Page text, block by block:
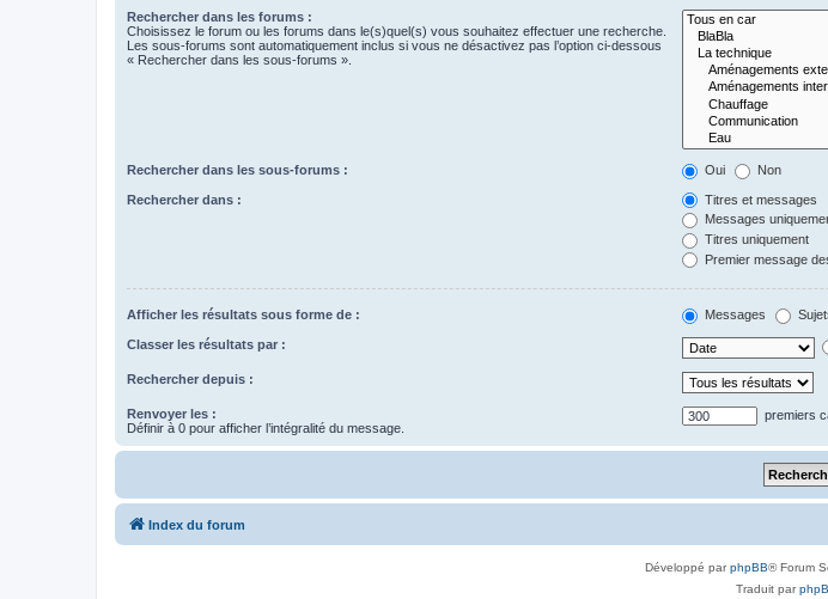
Rechercher dans les forums :
Choisissez le forum ou les forums dans le(s)quel(s) vous souhaitez effectuer une recherche.
Les sous-forums sont automatiquement inclus si vous ne désactivez pas l’option ci-dessous
« Rechercher dans les sous-forums ».
Rechercher dans les sous-forums : Oui Non
Rechercher dans :
Titres et messages
Messages
Titres uniquement
Premier message
Afficher les résultats sous forme de : Messages
Classer les résultats par :
Rechercher depuis :
Renvoyer les :
Définir à 0 pour afficher l’intégralité du message.
premiers
Index du forum
Développé parphpBB® Forum
Traduit par